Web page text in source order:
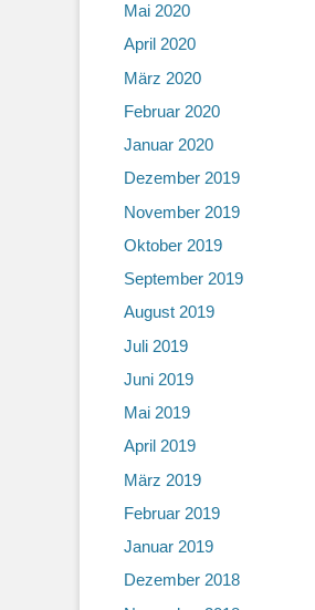
Mai 2020
April 2020
März 2020
Februar 2020
Januar 2020
Dezember 2019
November 2019
Oktober 2019
September 2019
August 2019
Juli 2019
Juni 2019
Mai 2019
April 2019
März 2019
Februar 2019
Januar 2019
Dezember 2018